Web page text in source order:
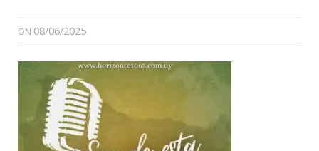
ON 08/06/2025